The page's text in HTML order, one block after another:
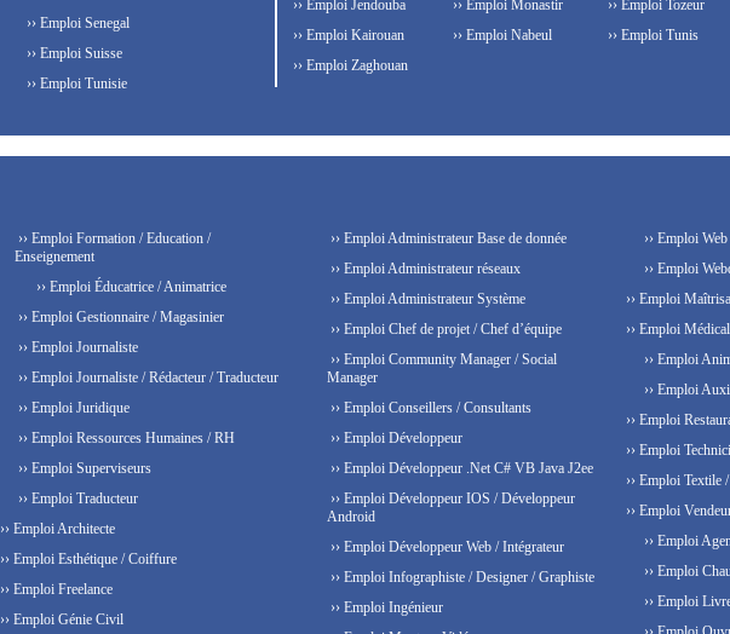
›› Emploi Senegal
›› Emploi Suisse
›› Emploi Tunisie
›› Emploi Jendouba
›› Emploi Kairouan
›› Emploi Monastir
›› Emploi Nabeul
›› Emploi Tozeur
›› Emploi Tunis
›› Emploi Zaghouan
›› Emploi Formation / Education /
Enseignement
›› Emploi Éducatrice / Animatrice
›› Emploi Gestionnaire / Magasinier
›› Emploi Journaliste
›› Emploi Journaliste / Rédacteur / Traducteur
›› Emploi Juridique
›› Emploi Ressources Humaines / RH
›› Emploi Superviseurs
›› Emploi Traducteur
›› Emploi Architecte
›› Emploi Esthétique / Coiffure
›› Emploi Freelance
›› Emploi Génie Civil
›› Emploi Administrateur Base de donnée
›› Emploi Administrateur réseaux
›› Emploi Administrateur Système
›› Emploi Chef de projet / Chef d’équipe
›› Emploi Community Manager / Social
Manager
›› Emploi Conseillers / Consultants
›› Emploi Développeur
›› Emploi Développeur .Net C# VB Java J2ee
›› Emploi Développeur IOS / Développeur
Android
›› Emploi Développeur Web / Intégrateur
›› Emploi Infographiste / Designer / Graphiste
›› Emploi Ingénieur
›› Emploi
›› Emploi
›› Emploi
›› Emploi
›› Emploi
›› Emploi
›› Emploi
›› Emploi
›› Emploi Textile
›› Emploi
›› Emploi
›› Emploi
›› Emploi